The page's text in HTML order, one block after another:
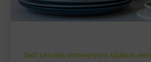
Zelf servies ontwerpen tijdens een